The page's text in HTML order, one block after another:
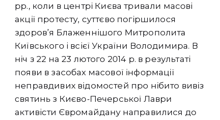
рр., коли в центрі Києва тривали масові
акції протесту, суттєво погіршилося
здоров’я Блаженнішого Митрополита
Київського і всієї України Володимира. В
ніч з 22 на 23 лютого 2014 р. в результаті
появи в засобах масової інформації
неправдивих відомостей про нібито вивіз
святинь з Києво-Печерської Лаври
активісти Євромайдану направилися до